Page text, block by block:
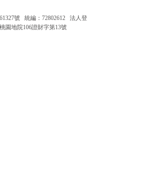
號 統編：72802612 法人登
園地院106證財字第13號